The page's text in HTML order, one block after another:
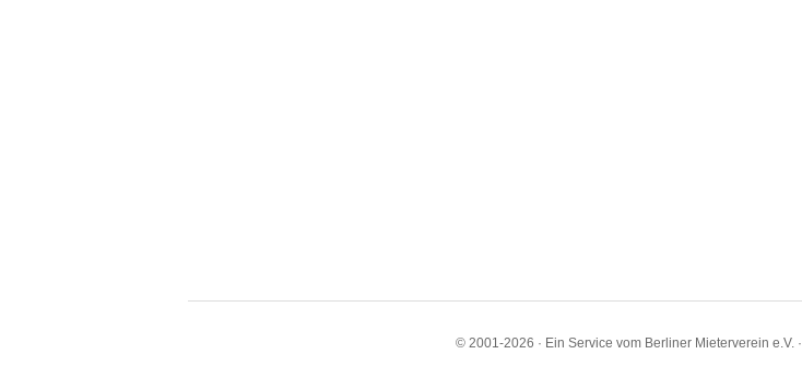
© 2001-2026 · Ein Service vom Berliner Mieterverein e.V. ·